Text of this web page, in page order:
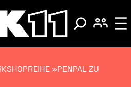
»PENPAL ZU